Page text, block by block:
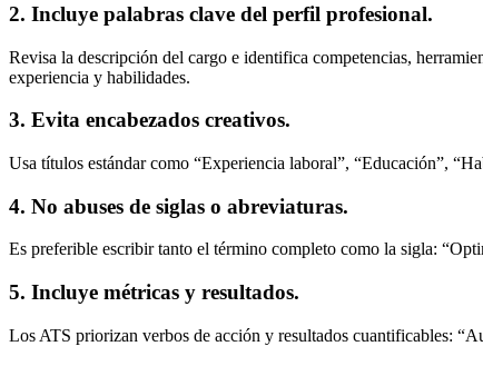
2. Incluye palabras clave del perfil profesional.
Revisa la descripción del cargo e identifica competencias,
experiencia y habilidades.
3. Evita encabezados creativos.
Usa títulos estándar como “Experiencia laboral”, “Educación”,
4. No abuses de siglas o abreviaturas.
Es preferible escribir tanto el término completo como la sigla:
5. Incluye métricas y resultados.
Los ATS priorizan verbos de acción y resultados cuantificables: